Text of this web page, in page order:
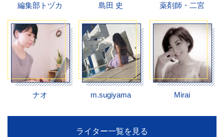
編集部トヅカ 島田 史 薬剤師・二宮
ナオ m.sugiyama Mirai
ライター一覧を見る